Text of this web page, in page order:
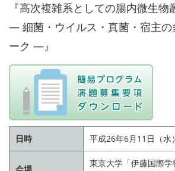
『高次複雑系としての腸内微生物
― 細菌・ウイルス・真菌・宿主の
ーク ―』
日時 平成26年6月11日（水
東京大学「伊藤国際学